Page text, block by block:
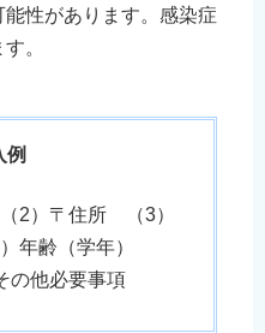
能性があります。感染症
。
例
2）〒住所 （3）
年齢（学年）
の他必要事項